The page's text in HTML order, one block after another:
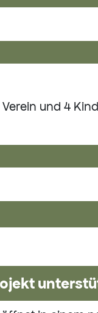
und 4